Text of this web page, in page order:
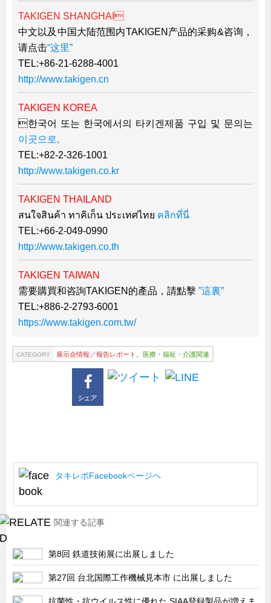
韓国
上海
タイ
台湾
採用情報
インタビュー
入社１年目アンケート
入社式・創立記念式典
新年賀詞交歓会
メディア情報
TAKIGEN SHANGHAI
中文以及中国大陆范围内TAKIGEN产品的采购&咨询，
请点击“这里”
TEL:+86-21-6288-4001
http://www.takigen.cn
TAKIGEN KOREA
한국어 또는 한국에서의 타키겐제품 구입 및 문의는
이곳으로,
TEL:+82-2-326-1001
http://www.takigen.co.kr
TAKIGEN THAILAND
สนใจสินค้า ทาคิเก็น ประเทศไทย คลิกที่นี่
TEL:+66-2-049-0990
http://www.takigen.co.th
TAKIGEN TAIWAN
需要購買和咨詢TAKIGEN的產品，請點擊 ”這裏”
TEL:+886-2-2793-6001
https://www.takigen.com.tw/
CATEGORY 展示会情報／報告レポート 医療・福祉・介護関連
タキレポFacebookページへ
関連する記事
第8回 鉄道技術展に出展しました
第27回 台北国際工作機械見本市 に出展しました